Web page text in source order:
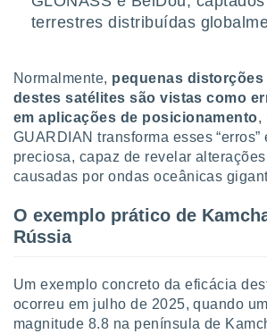
cookies
ou
Pode
ao
através
terrestres distribuídas
Normalmente, pequenas
destes satélites são vistas como
em aplicações de posicionamento,
GUARDIAN transforma esses “erros”
preciosa, capaz de revelar
causadas por ondas oceânicas
O exemplo prático de
Rússia
Um exemplo concreto da eficácia
ocorreu em julho de 2025, quando
magnitude 8.8 na península de